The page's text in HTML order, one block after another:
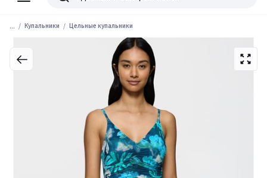
... Купальники Цельные купальники